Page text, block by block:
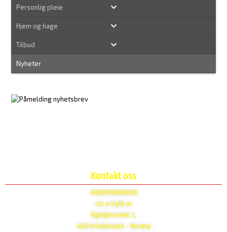
Personlig pleie
Hjem og hage
Tilbud
Nyheter
Kontakt oss
HOBBYFABRIKKEN
c/o a-trykk as
Rigetjønnveien 3,
4626 Kristiansand – Norway